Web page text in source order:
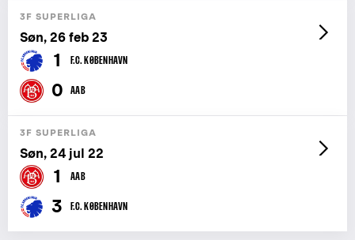
3F SUPERLIGA
Søn, 26 feb 23
1 F.C. KØBENHAVN
0 AAB
3F SUPERLIGA
Søn, 24 jul 22
1 AAB
3 F.C. KØBENHAVN